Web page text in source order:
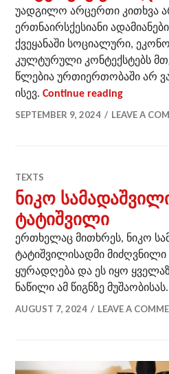
უადგილო არცერთი კითხვა
ერთნაირსქესიანი
ქვეყანაში სოციალური,
კულტურული კონტექსტებს
წლებია ურთიერთობაში არ
ისევ.Continue reading
SEPTEMBER 9, 2024
LEAVE A
TEXTS
ნიკო
ტატიშვილი
ერთხელაც მითხრეს, ნიკო
ტატიშვილისადმი მიძღვნილი
ყურადღება და ეს იყო
ნაწილი ამ წიგნზე
AUGUST 7, 2024
LEAVE A